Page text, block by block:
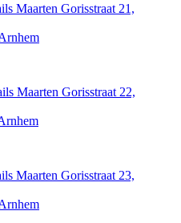
Maarten Gorisstraat 21,
Maarten Gorisstraat 22,
Maarten Gorisstraat 23,